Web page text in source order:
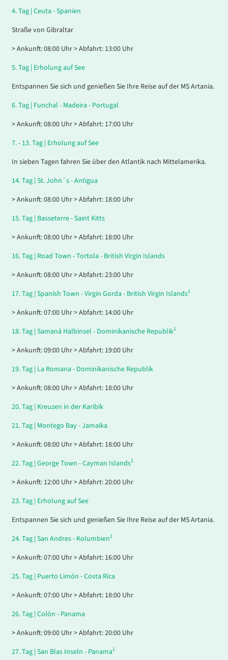
4.Tag | Ceuta - Spanien
Straße von Gibraltar
> Ankunft: 08:00 Uhr > Abfahrt: 13:00 Uhr
5.Tag | Erholung auf See
Entspannen Sie sich und genießen Sie Ihre Reise auf der MS Artania.
6.Tag | Funchal - Madeira - Portugal
> Ankunft: 08:00 Uhr > Abfahrt: 17:00 Uhr
7. - 13.Tag | Erholung auf See
In sieben Tagen fahren Sie über den Atlantik nach Mittelamerika.
14.Tag | St. John´s - Antigua
> Ankunft: 08:00 Uhr > Abfahrt: 18:00 Uhr
15.Tag | Basseterre - Saint Kitts
> Ankunft: 08:00 Uhr > Abfahrt: 18:00 Uhr
16.Tag | Road Town - Tortola - British Virgin Islands
> Ankunft: 08:00 Uhr > Abfahrt: 23:00 Uhr
17.Tag | Spanish Town - Virgin Gorda - British Virgin Islands1
> Ankunft: 07:00 Uhr > Abfahrt: 14:00 Uhr
18.Tag | Samaná Halbinsel - Dominikanische Republik1
> Ankunft: 09:00 Uhr > Abfahrt: 19:00 Uhr
19.Tag | La Romana - Dominikanische Republik
> Ankunft: 08:00 Uhr > Abfahrt: 18:00 Uhr
20.Tag | Kreuzen in der Karibik
21.Tag | Montego Bay - Jamaika
> Ankunft: 08:00 Uhr > Abfahrt: 18:00 Uhr
22.Tag | George Town - Cayman Islands1
> Ankunft: 12:00 Uhr > Abfahrt: 20:00 Uhr
23.Tag | Erholung auf See
Entspannen Sie sich und genießen Sie Ihre Reise auf der MS Artania.
24.Tag | San Andres - Kolumbien1
> Ankunft: 07:00 Uhr > Abfahrt: 16:00 Uhr
25.Tag | Puerto Limón - Costa Rica
> Ankunft: 07:00 Uhr > Abfahrt: 18:00 Uhr
26.Tag | Colón - Panama
> Ankunft: 09:00 Uhr > Abfahrt: 20:00 Uhr
27.Tag | San Blas Inseln - Panama1